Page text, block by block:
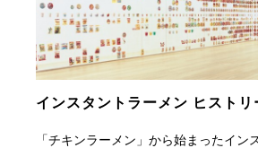
インスタント ラーメン ヒストリ
「チキンラーメン」から始まったイン